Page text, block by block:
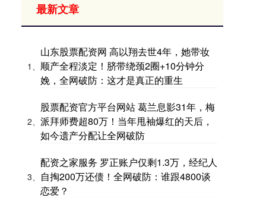
最新文章
1、
山东股票配资网 高以翔去世4年，她带妆
顺产全程淡定！脐带绕颈2圈+10分钟分
娩，全网破防：这才是真正的重生
2、
股票配资官方平台网站 葛兰息影31年，梅
派拜师费超80万！当年甩袖爆红的天后，
如今遗产分配让全网破防
3、
配资之家服务 罗正账户仅剩1.3万，经纪人
自掏200万还债！全网破防：谁跟4800谈
恋爱？